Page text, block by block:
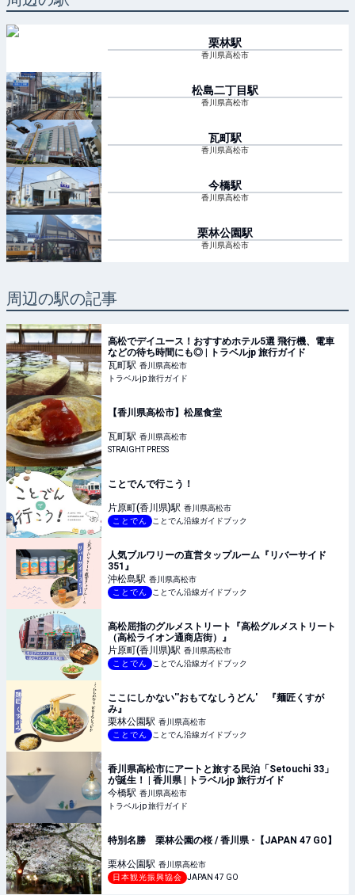
栗林駅
香川県高松市
松島二丁目駅
香川県高松市
瓦町駅
香川県高松市
今橋駅
香川県高松市
栗林公園駅
香川県高松市
周辺の駅の記事
高松でデイユース！おすすめホテル5選 飛行機、電車
などの待ち時間にも◎ | トラベルjp 旅行ガイド
瓦町駅 香川県高松市
トラベルjp 旅行ガイド
【香川県高松市】松屋食堂
瓦町駅 香川県高松市
STRAIGHT PRESS
ことでんで行こう！
片原町(香川県)駅 香川県高松市
ことでん
ことでん沿線ガイドブック
人気ブルワリーの直営タップルーム『リバーサイド
351』
沖松島駅 香川県高松市
ことでん
ことでん沿線ガイドブック
高松屈指のグルメストリート『高松グルメストリート
（高松ライオン通商店街）』
片原町(香川県)駅 香川県高松市
ことでん
ことでん沿線ガイドブック
ここにしかない''おもてなしうどん' 『麺匠くすが
み』
栗林公園駅 香川県高松市
ことでん
ことでん沿線ガイドブック
香川県高松市にアートと旅する民泊「Setouchi 33」
が誕生！ | 香川県 | トラベルjp 旅行ガイド
今橋駅 香川県高松市
トラベルjp 旅行ガイド
特別名勝 栗林公園の桜 / 香川県 -【JAPAN 47 GO】
栗林公園駅 香川県高松市
日本観光振興協会
JAPAN 47 GO